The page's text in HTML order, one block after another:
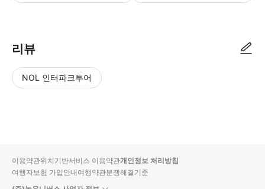
리뷰
NOL 인터파크투어
입니
다.
순
상
이용약관위치기반서비스 이용약관개인정보 처리방침
여행자보험 가입안내여행약관분쟁해결기준